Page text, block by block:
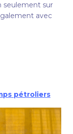
seulement sur
avec
pétroliers